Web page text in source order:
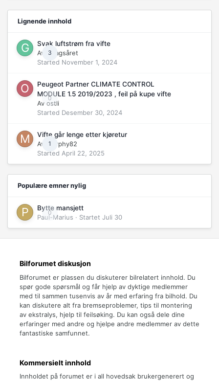
Lignende innhold
3
Svak luftstrøm fra vifte
Av
Gnagsåret
Started November 1, 2024
0
Peugeot Partner CLIMATE CONTROL
MODULE 1.5 2019/2023 , feil på kupe vifte
Av ostli
Started Desember 30, 2024
1
Vifte går lenge etter kjøretur
Av
murphy82
Started April 22, 2025
Populære emner nylig
0
Bytte mansjett
Paul-Marius · Startet Juli 30
Bilforumet diskusjon
Bilforumet er plassen du diskuterer bilrelatert innhold. Du
spør gode spørsmål og får hjelp av dyktige medlemmer
med til sammen tusenvis av år med erfaring fra bilhold. Du
kan diskutere alt fra bremseproblemer, tips til montering
av ekstralys, hjelp til feilsøking. Du kan også dele dine
erfaringer med andre og hjelpe andre medlemmer av dette
fantastiske samfunnet.
Kommersielt innhold
Innholdet på forumet er i all hovedsak brukergenerert og